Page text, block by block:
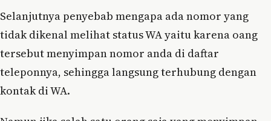
Selanjutnya penyebab mengapa ada nomor yang
tidak dikenal melihat status WA yaitu karena oang
tersebut menyimpan nomor anda di daftar
teleponnya, sehingga langsung terhubung dengan
kontak di WA.